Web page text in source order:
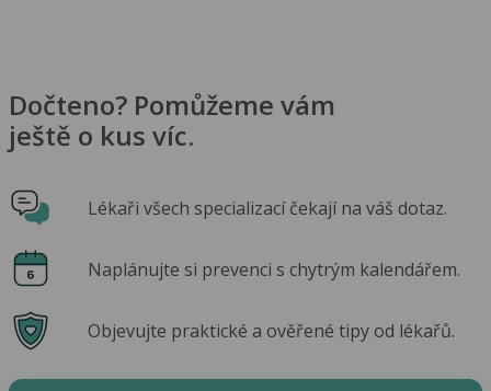
Dočteno? Pomůžeme vám
ještě o kus víc.
Lékaři všech specializací čekají na váš dotaz.
Naplánujte si prevenci s chytrým kalendářem.
Objevujte praktické a ověřené tipy od lékařů.